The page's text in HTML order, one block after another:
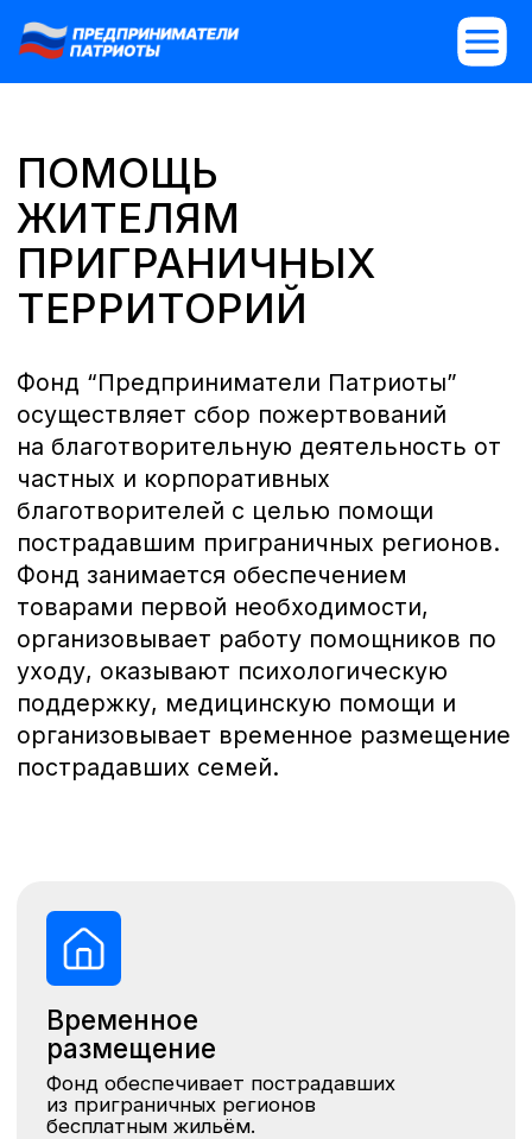
ЖИТЕЛЯМ
ПРИГРАНИЧНЫХ
ТЕРРИТОРИЙ
Фонд “Предприниматели Патриоты”
осуществляет сбор пожертвований
на благотворительную деятельность от
пострадавшим приграничных регионов.
Фонд занимается обеспечением
товарами первой необходимости,
организовывает работу помощников по
уходу, оказывают психологическую
поддержку, медицинскую помощи и
организовывает временное размещение
пострадавших семей.
Временное
размещение
Фонд обеспечивает пострадавших
Медицинская
помощь
закупая нужные медицинские
средства и расходники.